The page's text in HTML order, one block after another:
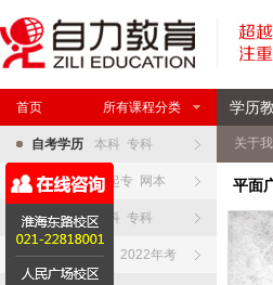
首页 所有课程分类 学历
自考学历 本科 专科
网络学院 高起专 网本
夜大开大 本科 专科
全日制专升本 2022年考
关于
平面